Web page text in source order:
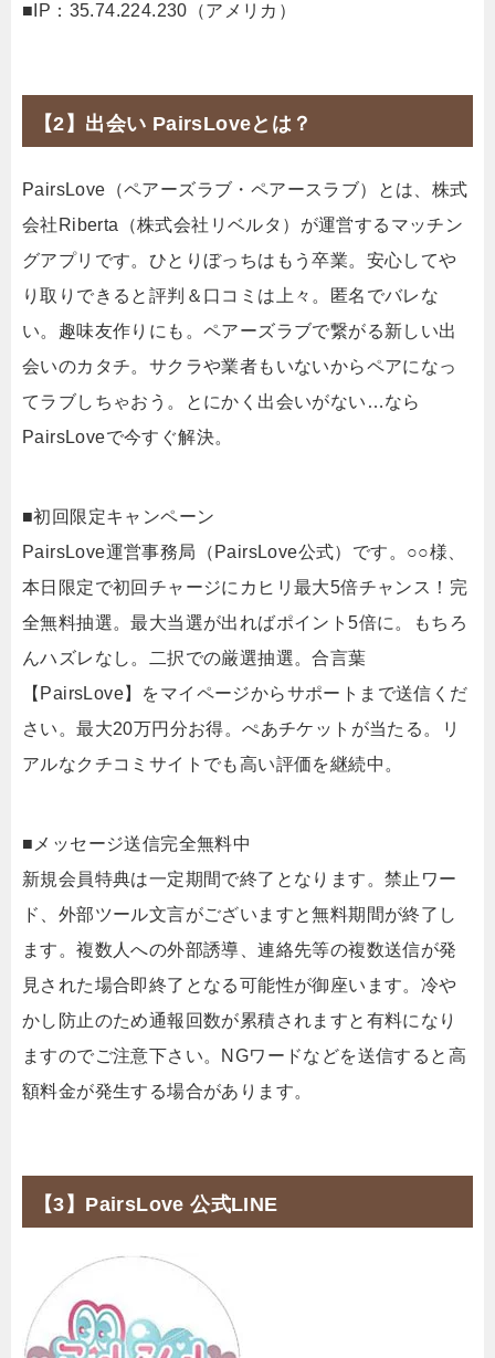
■IP：35.74.224.230（アメリカ）
【2】出会い PairsLoveとは？
PairsLove（ペアーズラブ・ペアースラブ）とは、株式
会社Riberta（株式会社リベルタ）が運営するマッチン
グアプリです。ひとりぼっちはもう卒業。安心してや
り取りできると評判＆口コミは上々。匿名でバレな
い。趣味友作りにも。ペアーズラブで繋がる新しい出
会いのカタチ。サクラや業者もいないからペアになっ
てラブしちゃおう。とにかく出会いがない…なら
PairsLoveで今すぐ解決。
■初回限定キャンペーン
PairsLove運営事務局（PairsLove公式）です。○○様、
本日限定で初回チャージにカヒリ最大5倍チャンス！完
全無料抽選。最大当選が出ればポイント5倍に。もちろ
んハズレなし。二択での厳選抽選。合言葉
【PairsLove】をマイページからサポートまで送信くだ
さい。最大20万円分お得。ぺあチケットが当たる。リ
アルなクチコミサイトでも高い評価を継続中。
■メッセージ送信完全無料中
新規会員特典は一定期間で終了となります。禁止ワー
ド、外部ツール文言がございますと無料期間が終了し
ます。複数人への外部誘導、連絡先等の複数送信が発
見された場合即終了となる可能性が御座います。冷や
かし防止のため通報回数が累積されますと有料になり
ますのでご注意下さい。NGワードなどを送信すると高
額料金が発生する場合があります。
【3】PairsLove 公式LINE